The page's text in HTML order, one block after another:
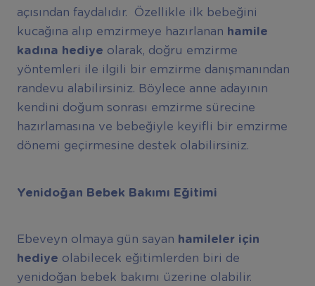
açısından faydalıdır. Özellikle ilk bebeğini
kucağına alıp emzirmeye hazırlanan hamile
kadına hediye olarak, doğru emzirme
yöntemleri ile ilgili bir emzirme danışmanından
randevu alabilirsiniz. Böylece anne adayının
kendini doğum sonrası emzirme sürecine
hazırlamasına ve bebeğiyle keyifli bir emzirme
dönemi geçirmesine destek olabilirsiniz.
Yenidoğan Bebek Bakımı Eğitimi
Ebeveyn olmaya gün sayan hamileler için
hediye olabilecek eğitimlerden biri de
yenidoğan bebek bakımı üzerine olabilir.